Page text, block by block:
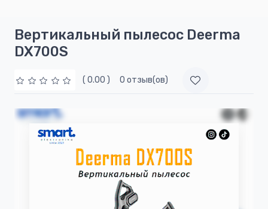
Вертикальный пылесос Deerma
DX700S
( 0.00 ) 0 отзыв(ов)